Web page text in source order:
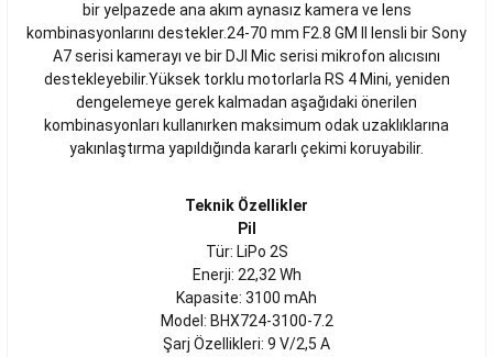
bir yelpazede ana akım aynasız kamera ve lens
kombinasyonlarını destekler.24-70 mm F2.8 GM II lensli bir Sony
A7 serisi kamerayı ve bir DJI Mic serisi mikrofon alıcısını
destekleyebilir.Yüksek torklu motorlarla RS 4 Mini, yeniden
dengelemeye gerek kalmadan aşağıdaki önerilen
kombinasyonları kullanırken maksimum odak uzaklıklarına
yakınlaştırma yapıldığında kararlı çekimi koruyabilir.
Teknik Özellikler
Pil
Tür: LiPo 2S
Enerji: 22,32 Wh
Kapasite: 3100 mAh
Model: BHX724-3100-7.2
Şarj Özellikleri: 9 V/2,5 A